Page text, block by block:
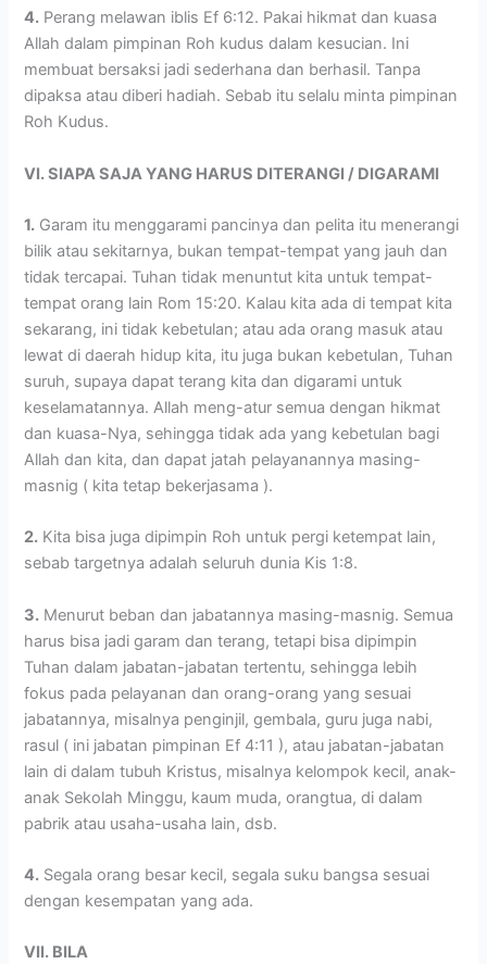
4. Perang melawan iblis Ef 6:12. Pakai hikmat dan kuasa
Allah dalam pimpinan Roh kudus dalam kesucian. Ini
membuat bersaksi jadi sederhana dan berhasil. Tanpa
dipaksa atau diberi hadiah. Sebab itu selalu minta pimpinan
Roh Kudus.
VI. SIAPA SAJA YANG HARUS DITERANGI / DIGARAMI
1. Garam itu menggarami pancinya dan pelita itu menerangi
bilik atau sekitarnya, bukan tempat-tempat yang jauh dan
tidak tercapai. Tuhan tidak menuntut kita untuk tempat-
tempat orang lain Rom 15:20. Kalau kita ada di tempat kita
sekarang, ini tidak kebetulan; atau ada orang masuk atau
lewat di daerah hidup kita, itu juga bukan kebetulan, Tuhan
suruh, supaya dapat terang kita dan digarami untuk
keselamatannya. Allah meng-atur semua dengan hikmat
dan kuasa-Nya, sehingga tidak ada yang kebetulan bagi
Allah dan kita, dan dapat jatah pelayanannya masing-
masnig ( kita tetap bekerjasama ).
2. Kita bisa juga dipimpin Roh untuk pergi ketempat lain,
sebab targetnya adalah seluruh dunia Kis 1:8.
3. Menurut beban dan jabatannya masing-masnig. Semua
harus bisa jadi garam dan terang, tetapi bisa dipimpin
Tuhan dalam jabatan-jabatan tertentu, sehingga lebih
fokus pada pelayanan dan orang-orang yang sesuai
jabatannya, misalnya penginjil, gembala, guru juga nabi,
rasul ( ini jabatan pimpinan Ef 4:11 ), atau jabatan-jabatan
lain di dalam tubuh Kristus, misalnya kelompok kecil, anak-
anak Sekolah Minggu, kaum muda, orangtua, di dalam
pabrik atau usaha-usaha lain, dsb.
4. Segala orang besar kecil, segala suku bangsa sesuai
dengan kesempatan yang ada.
VII. BILA